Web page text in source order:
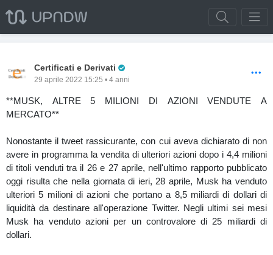
Certificati e Derivati
29 aprile 2022 15:25 • 4 anni
**MUSK, ALTRE 5 MILIONI DI AZIONI VENDUTE A
MERCATO**
Nonostante il tweet rassicurante, con cui aveva dichiarato di non
avere in programma la vendita di ulteriori azioni dopo i 4,4 milioni
di titoli venduti tra il 26 e 27 aprile, nell'ultimo rapporto pubblicato
oggi risulta che nella giornata di ieri, 28 aprile, Musk ha venduto
ulteriori 5 milioni di azioni che portano a 8,5 miliardi di dollari di
liquidità da destinare all'operazione Twitter. Negli ultimi sei mesi
Musk ha venduto azioni per un controvalore di 25 miliardi di
dollari.